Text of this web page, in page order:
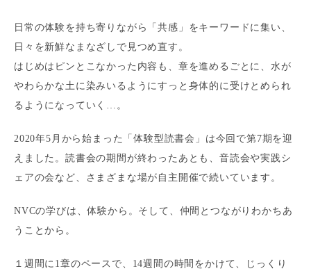
日常の体験を持ち寄りながら「共感」をキーワードに集い、
日々を新鮮なまなざしで見つめ直す。
はじめはピンとこなかった内容も、章を進めるごとに、水が
やわらかな土に染みいるようにすっと身体的に受けとめられ
るようになっていく…。
2020年5月から始まった「体験型読書会」は今回で第7期を迎
えました。読書会の期間が終わったあとも、音読会や実践シ
ェアの会など、さまざまな場が自主開催で続いています。
NVCの学びは、体験から。そして、仲間とつながりわかちあ
うことから。
１週間に1章のペースで、14週間の時間をかけて、じっくり